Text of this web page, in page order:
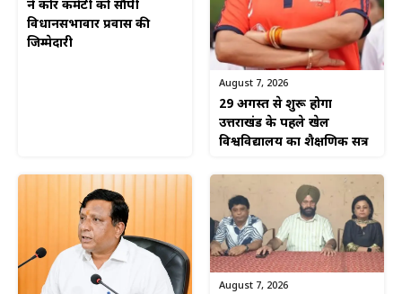
ने कोर कमेटी को सौंपी
विधानसभावार प्रवास की
जिम्मेदारी
August 7, 2026
29 अगस्त से शुरू होगा
उत्तराखंड के पहले खेल
विश्वविद्यालय का शैक्षणिक सत्र
August 7, 2026